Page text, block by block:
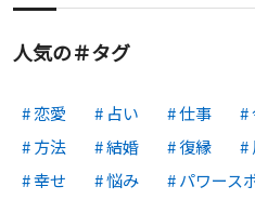
人気の＃タグ
恋愛 占い 仕事
方法
結婚 復縁
幸せ
悩み パワース